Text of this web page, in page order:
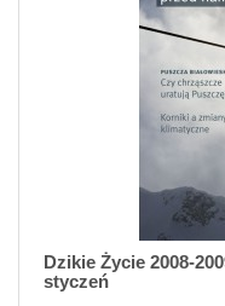
Dzikie Życie 2008-
styczeń